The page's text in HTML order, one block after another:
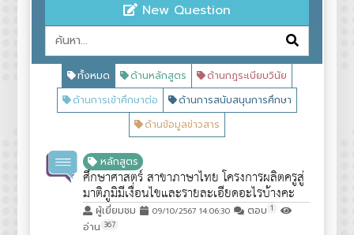
New Question
ทั้งหมด ด้านหลักสูตร
ด้านกฎระเบียบวินัย
ด้านการเข้าศึกษาต่อ
ด้านการสนับสนุนการศึกษา
ด้านข้อมูลข่าวสาร
หลักสูตร
ศึกษาศาสตร์ สาขาภาษาไทย โครงการผลิตครูสู่
มาติภูมิมีเงื่อนไขและรายละเอียดอะไรบ้างคะ
ผู้เยี่ยมชม 09/10/2567 14:06:30 ตอบ 1
อ่าน 367